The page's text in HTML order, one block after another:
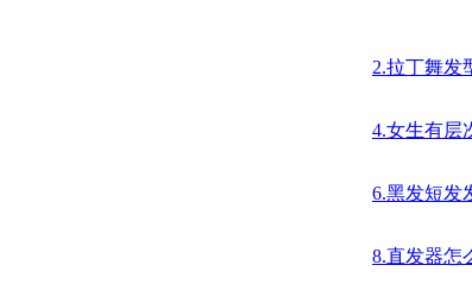
2.拉丁舞发
4.女生有层
6.黑发短发
8.直发器怎